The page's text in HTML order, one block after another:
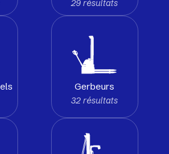
29 résultats
Gerbeurs
32 résultats